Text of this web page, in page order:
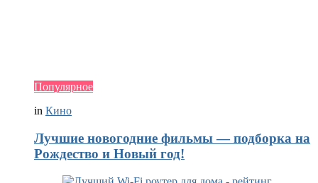
Популярное
in Кино
Лучшие новогодние фильмы — подборка на
Рождество и Новый год!